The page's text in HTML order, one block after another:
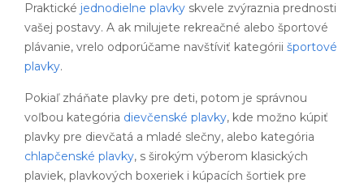
Praktické jednodielne plavky skvele zvýraznia prednosti
vašej postavy. A ak milujete rekreačné alebo športové
plávanie, vrelo odporúčame navštíviť kategórii športové
plavky.
Pokiaľ zháňate plavky pre deti, potom je správnou
voľbou kategória dievčenské plavky, kde možno kúpiť
plavky pre dievčatá a mladé slečny, alebo kategória
chlapčenské plavky, s širokým výberom klasických
plaviek, plavkových boxeriek i kúpacích šortiek pre